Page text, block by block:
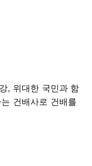
, 위대한 국민과 함
건배사로 건배를